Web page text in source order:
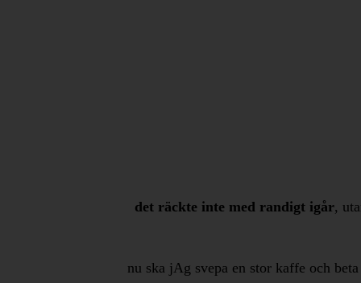
det räckte inte med randigt igår,
nu ska jAg svepa en stor kaffe och